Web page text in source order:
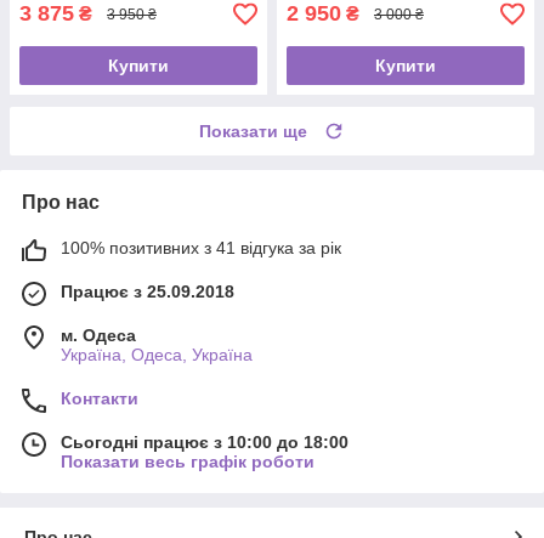
3 875 ₴ 3 950 ₴
Купити
2 950 ₴ 3 000 ₴
Купити
Показати ще
Про нас
100% позитивних з 41 відгука за рік
Працює з 25.09.2018
м. Одеса
Україна, Одеса, Україна
Контакти
Сьогодні працює з 10:00 до 18:00
Показати весь графік роботи